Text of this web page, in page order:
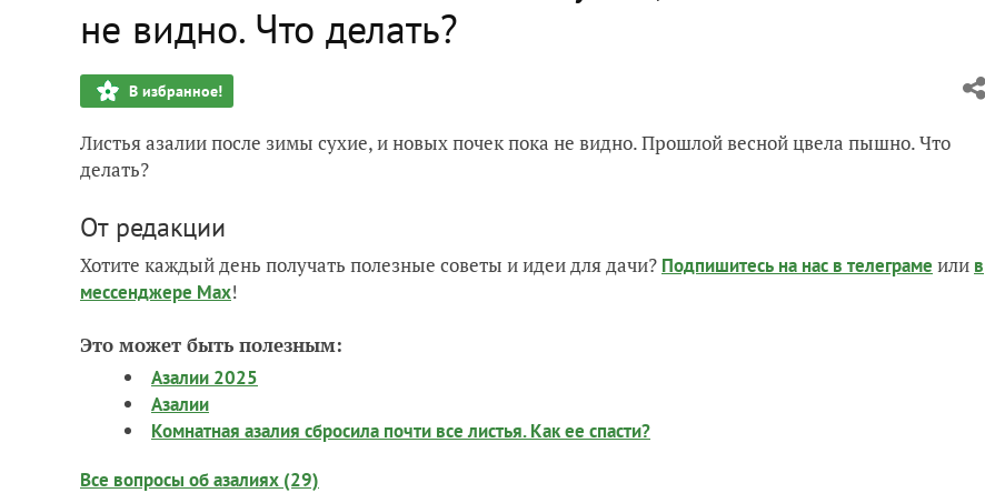
не видно. Что делать?
В избранное!
Листья азалии после зимы сухие, и новых почек пока не видно. Прошлой весной цвела пышно. Что
делать?
От редакции
Хотите каждый день получать полезные советы и идеи для дачи? Подпишитесь на нас в телеграме или в
мессенджере Max!
Это может быть полезным:
Азалии 2025
Азалии
Комнатная азалия сбросила почти все листья. Как ее спасти?
Все вопросы об азалиях (29)